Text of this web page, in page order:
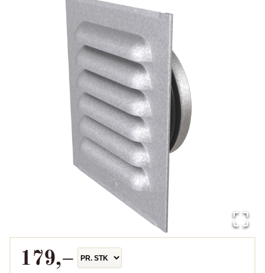
179,–